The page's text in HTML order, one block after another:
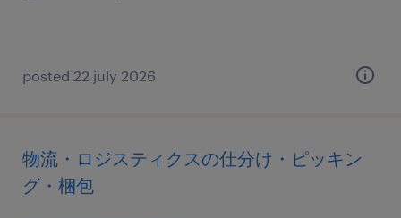
posted 22 july 2026
物流・ロジスティクスの仕分け・ピッキン
グ・梱包